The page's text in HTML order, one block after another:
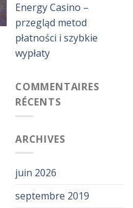
Energy Casino –
przegląd metod
płatności i szybkie
wypłaty
COMMENTAIRES
RÉCENTS
ARCHIVES
juin 2026
septembre 2019